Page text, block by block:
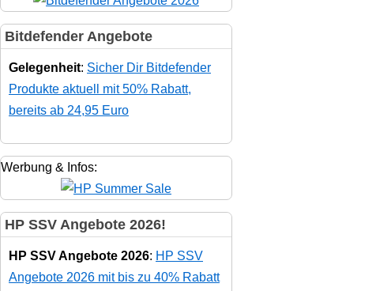
Bitdefender Angebote
Gelegenheit: Sicher Dir Bitdefender
Produkte aktuell mit 50% Rabatt,
bereits ab 24,95 Euro
Werbung & Infos:
HP SSV Angebote 2026!
HP SSV Angebote 2026: HP SSV
Angebote 2026 mit bis zu 40% Rabatt